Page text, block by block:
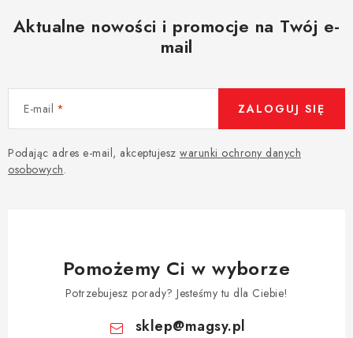
Aktualne nowości i promocje na Twój e-
mail
E-mail
Podając adres e-mail, akceptujesz warunki ochrony danych
osobowych.
ZALOGUJ SIĘ
Pomożemy Ci w wyborze
Potrzebujesz porady? Jesteśmy tu dla Ciebie!
sklep@magsy.pl